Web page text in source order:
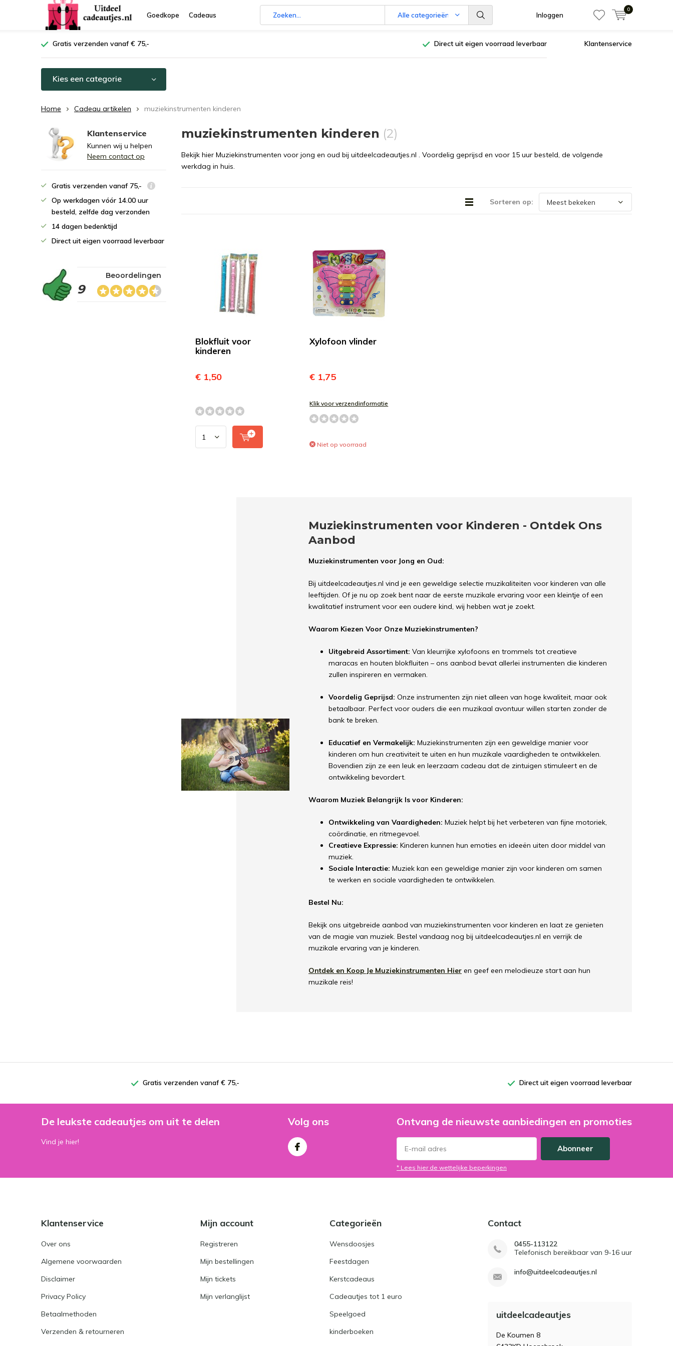
Goedkope Cadeaus Alle categorieën Inloggen
0
Gratis verzenden vanaf € 75,- Direct uit eigen voorraad leverbaar Klantenservice
Kies een categorie
Home Cadeau artikelen muziekinstrumenten kinderen
muziekinstrumenten kinderen (2)
Bekijk hier Muziekinstrumenten voor jong en oud bij uitdeelcadeautjes.nl . Voordelig geprijsd en voor 15 uur besteld, de volgende
werkdag in huis.
Sorteren op:
Blokfluit voor
kinderen
€ 1,50
Xylofoon vlinder
€ 1,75
Klik voor verzendinformatie
Niet op voorraad
Muziekinstrumenten voor Kinderen - Ontdek Ons
Aanbod
Muziekinstrumenten voor Jong en Oud:
Bij uitdeelcadeautjes.nl vind je een geweldige selectie muzikaliteiten voor kinderen van alle
leeftijden. Of je nu op zoek bent naar de eerste muzikale ervaring voor een kleintje of een
kwalitatief instrument voor een oudere kind, wij hebben wat je zoekt.
Waarom Kiezen Voor Onze Muziekinstrumenten?
Uitgebreid Assortiment: Van kleurrijke xylofoons en trommels tot creatieve
maracas en houten blokfluiten – ons aanbod bevat allerlei instrumenten die kinderen
zullen inspireren en vermaken.
Voordelig Geprijsd: Onze instrumenten zijn niet alleen van hoge kwaliteit, maar ook
betaalbaar. Perfect voor ouders die een muzikaal avontuur willen starten zonder de
bank te breken.
Educatief en Vermakelijk: Muziekinstrumenten zijn een geweldige manier voor
kinderen om hun creativiteit te uiten en hun muzikale vaardigheden te ontwikkelen.
Bovendien zijn ze een leuk en leerzaam cadeau dat de zintuigen stimuleert en de
ontwikkeling bevordert.
Waarom Muziek Belangrijk Is voor Kinderen:
Ontwikkeling van Vaardigheden: Muziek helpt bij het verbeteren van fijne motoriek,
coördinatie, en ritmegevoel.
Creatieve Expressie: Kinderen kunnen hun emoties en ideeën uiten door middel van
muziek.
Sociale Interactie: Muziek kan een geweldige manier zijn voor kinderen om samen
te werken en sociale vaardigheden te ontwikkelen.
Bestel Nu:
Bekijk ons uitgebreide aanbod van muziekinstrumenten voor kinderen en laat ze genieten
van de magie van muziek. Bestel vandaag nog bij uitdeelcadeautjes.nl en verrijk de
muzikale ervaring van je kinderen.
Ontdek en Koop Je Muziekinstrumenten Hier en geef een melodieuze start aan hun
muzikale reis!
Klantenservice
Kunnen wij u helpen
Neem contact op
Gratis verzenden vanaf 75,-
Op werkdagen vóór 14.00 uur
besteld, zelfde dag verzonden
14 dagen bedenktijd
Direct uit eigen voorraad leverbaar
9
Beoordelingen
Gratis verzenden vanaf € 75,- Direct uit eigen voorraad leverbaar
De leukste cadeautjes om uit te delen
Vind je hier!
Volg ons Ontvang de nieuwste aanbiedingen en promoties
Abonneer
* Lees hier de wettelijke beperkingen
Klantenservice
Over ons
Algemene voorwaarden
Disclaimer
Privacy Policy
Betaalmethoden
Verzenden & retourneren
Mijn account
Registreren
Mijn bestellingen
Mijn tickets
Mijn verlanglijst
Categorieën
Wensdoosjes
Feestdagen
Kerstcadeaus
Cadeautjes tot 1 euro
Speelgoed
kinderboeken
Contact
0455-113122
Telefonisch bereikbaar van 9-16 uur
info@uitdeelcadeautjes.nl
uitdeelcadeautjes
De Koumen 8